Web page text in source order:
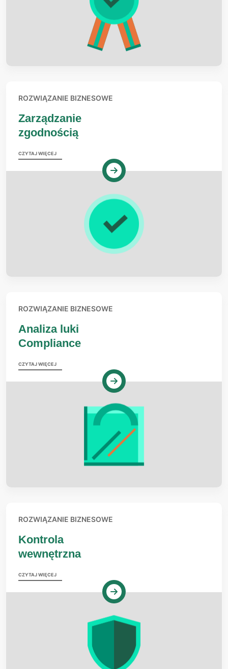
ROZWIĄZANIE BIZNESOWE
Zarządzanie
zgodnością
CZYTAJ WIĘCEJ
ROZWIĄZANIE BIZNESOWE
Analiza luki
Compliance
CZYTAJ WIĘCEJ
ROZWIĄZANIE BIZNESOWE
Kontrola
wewnętrzna
CZYTAJ WIĘCEJ